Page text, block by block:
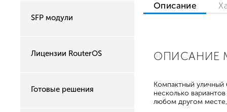
SFP модули
Лицензии RouterOS
Готовые решения
Описание
ОПИСАНИЕ
Компактный уличный
несколько
любом другом